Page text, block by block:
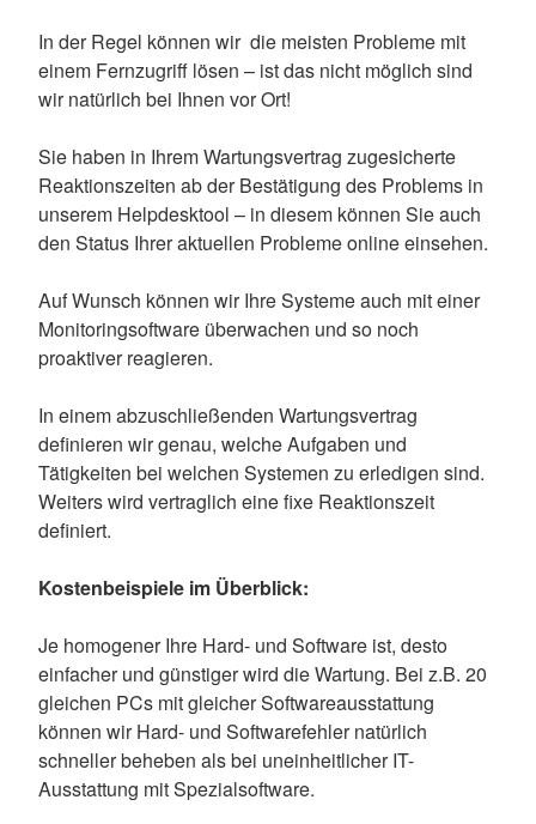
In der Regel können wir die meisten Probleme mit
einem Fernzugriff lösen – ist das nicht möglich sind
wir natürlich bei Ihnen vor Ort!
Sie haben in Ihrem Wartungsvertrag zugesicherte
Reaktionszeiten ab der Bestätigung des Problems in
unserem Helpdesktool – in diesem können Sie auch
den Status Ihrer aktuellen Probleme online einsehen.
Auf Wunsch können wir Ihre Systeme auch mit einer
Monitoringsoftware überwachen und so noch
proaktiver reagieren.
In einem abzuschließenden Wartungsvertrag
definieren wir genau, welche Aufgaben und
Tätigkeiten bei welchen Systemen zu erledigen sind.
Weiters wird vertraglich eine fixe Reaktionszeit
definiert.
Kostenbeispiele im Überblick:
Je homogener Ihre Hard- und Software ist, desto
einfacher und günstiger wird die Wartung. Bei z.B. 20
gleichen PCs mit gleicher Softwareausstattung
können wir Hard- und Softwarefehler natürlich
schneller beheben als bei uneinheitlicher IT-
Ausstattung mit Spezialsoftware.